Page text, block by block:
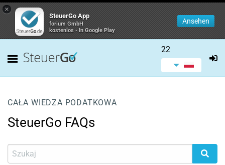
×
SteuerGo App
forium GmbH
kostenlos - In Google Play
Ansehen
22
CAŁA WIEDZA PODATKOWA
SteuerGo FAQs